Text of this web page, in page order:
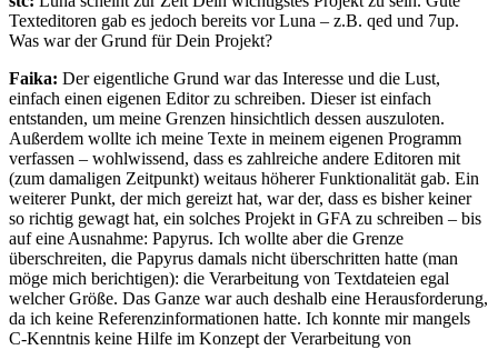
Texteditoren gab es jedoch bereits vor Luna – z.B. qed und 7up.
Was war der Grund für Dein Projekt?
Faika: Der eigentliche Grund war das Interesse und die Lust,
einfach einen eigenen Editor zu schreiben. Dieser ist einfach
entstanden, um meine Grenzen hinsichtlich dessen auszuloten.
Außerdem wollte ich meine Texte in meinem eigenen Programm
verfassen – wohlwissend, dass es zahlreiche andere Editoren mit
(zum damaligen Zeitpunkt) weitaus höherer Funktionalität gab. Ein
weiterer Punkt, der mich gereizt hat, war der, dass es bisher keiner
so richtig gewagt hat, ein solches Projekt in GFA zu schreiben – bis
auf eine Ausnahme: Papyrus. Ich wollte aber die Grenze
überschreiten, die Papyrus damals nicht überschritten hatte (man
möge mich berichtigen): die Verarbeitung von Textdateien egal
welcher Größe. Das Ganze war auch deshalb eine Herausforderung,
da ich keine Referenzinformationen hatte. Ich konnte mir mangels
C-Kenntnis keine Hilfe im Konzept der Verarbeitung von